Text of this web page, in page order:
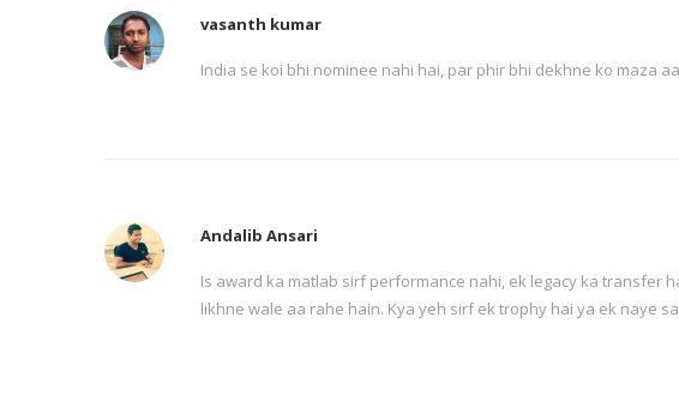
vasanth kumar
India se koi bhi nominee nahi hai, par phir bhi dekhne ko maza
Andalib Ansari
Is award ka matlab sirf performance nahi, ek legacy ka transfer
likhne wale aa rahe hain. Kya yeh sirf ek trophy hai ya ek naye